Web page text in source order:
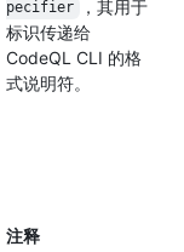
pecifier
，其用于
标识传递给
CodeQL CLI 的格
式说明符。
注释